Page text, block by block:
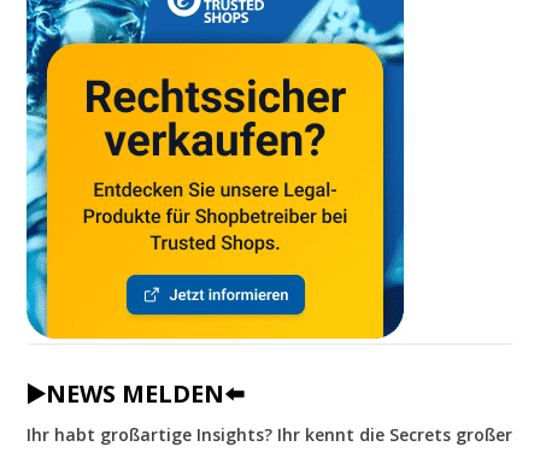
▶️NEWS MELDEN⬅️
Ihr habt großartige Insights? Ihr kennt die Secrets großer